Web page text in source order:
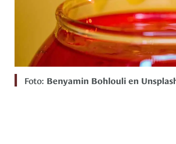
Foto: Benyamin Bohlouli en